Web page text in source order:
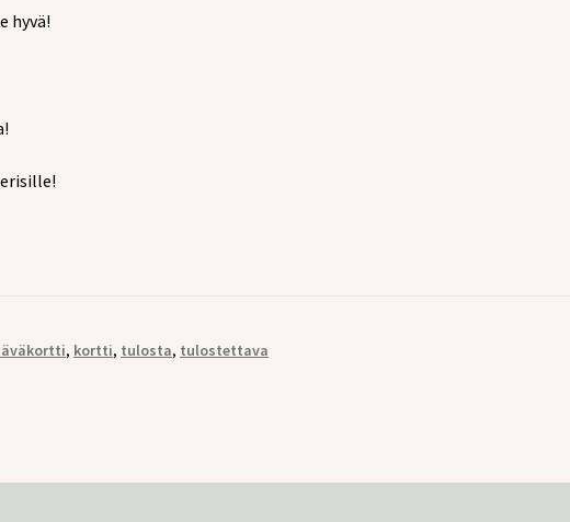
hyvä!
, kortti, tulosta, tulostettava